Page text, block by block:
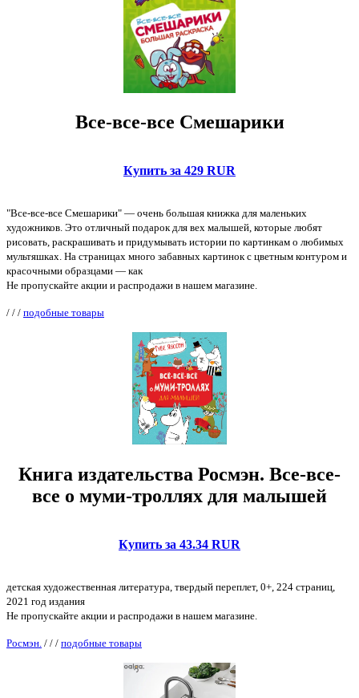
Все-все-все Смешарики
Купить за 429 RUR
"Все-все-все Смешарики" — очень большая книжка для маленьких
художников. Это отличный подарок для вех малышей, которые любят
рисовать, раскрашивать и придумывать истории по картинкам о любимых
мультяшках. На страницах много забавных картинок с цветным контуром и
красочными образцами — как
Не пропускайте акции и распродажи в нашем магазине.
/ / / подобные товары
Книга издательства Росмэн. Все-все-
все о муми-троллях для малышей
Купить за 43.34 RUR
детская художественная литература, твердый переплет, 0+, 224 страниц,
2021 год издания
Не пропускайте акции и распродажи в нашем магазине.
Росмэн. / / / подобные товары